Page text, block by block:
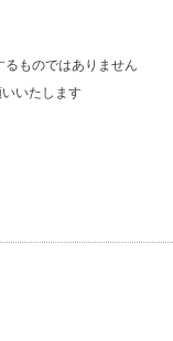
るものではありません
いたします